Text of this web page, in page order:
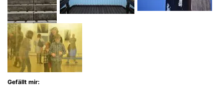
Gefällt mir: